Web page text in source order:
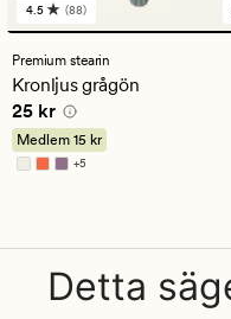
88
omdömen
med
ett
genomsnittligt
betyg
på
4.5
4.5 (88)
Premium stearin
Kronljus grågön
Pris 25 kr
25 kr
Medlem 15 kr
+5
Finns i fler färger
Detta